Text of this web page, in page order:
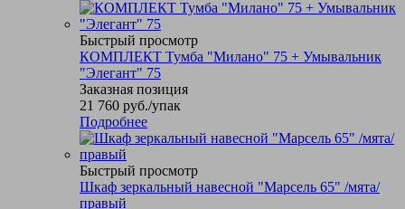
Быстрый просмотр
КОМПЛЕКТ Тумба "Милано" 75 + Умывальник
"Элегант" 75
Заказная позиция
21 760 руб./упак
Подробнее
Быстрый просмотр
Шкаф зеркальный навесной "Марсель 65" /мята/
правый